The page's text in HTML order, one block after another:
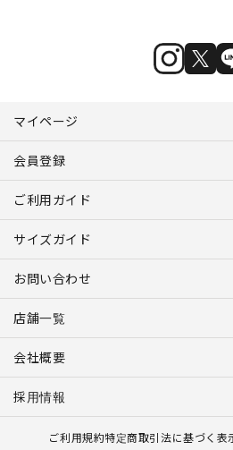
マイページ
会員登録
ご利用ガイド
サイズガイド
お問い合わせ
店舗一覧
会社概要
採用情報
ご利用規約特定商取引法に基づく表